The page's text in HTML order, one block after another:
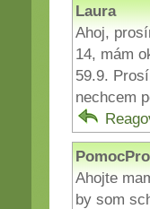
Laura
Ahoj,
14, mám
59.9.
nechcem
Ahojte
by som